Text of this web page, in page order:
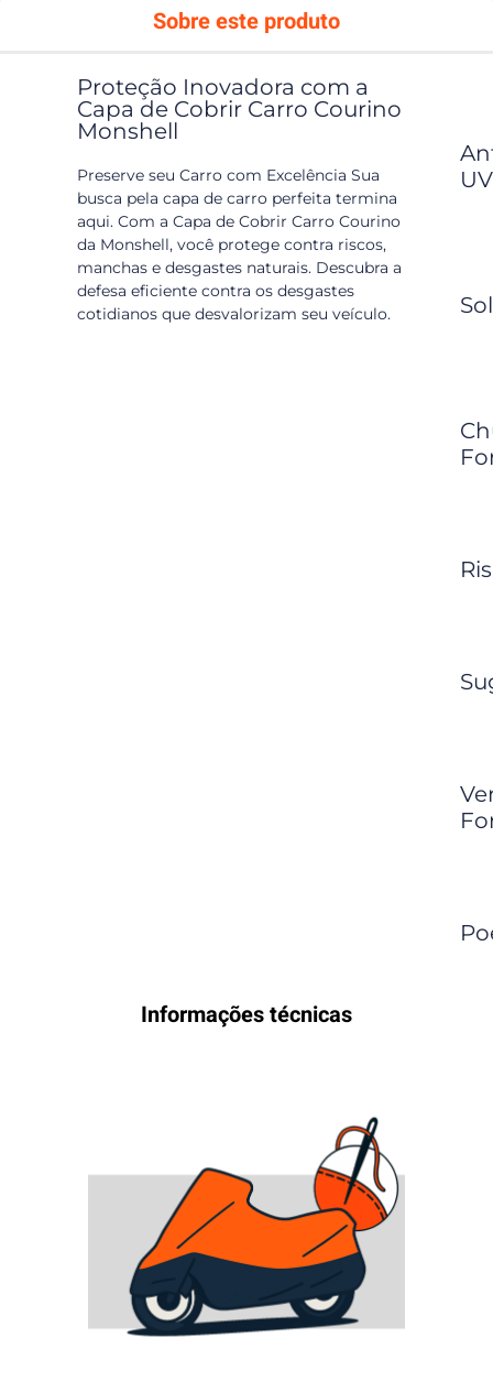
Sobre este produto
Informações técnicas
Proteção Inovadora com a
Capa de Cobrir Carro Courino
Monshell
Preserve seu Carro com Excelência Sua
busca pela capa de carro perfeita termina
aqui. Com a Capa de Cobrir Carro Courino
da Monshell, você protege contra riscos,
manchas e desgastes naturais. Descubra a
defesa eficiente contra os desgastes
cotidianos que desvalorizam seu veículo.
UV
Sol